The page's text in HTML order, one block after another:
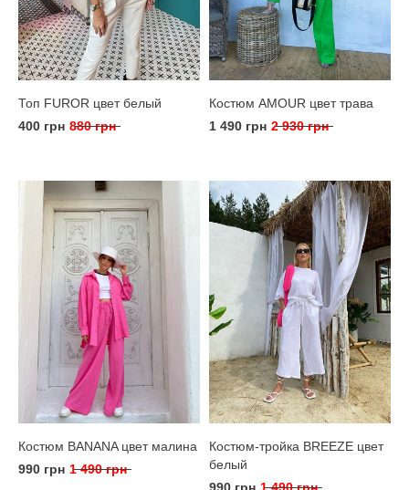
Топ FUROR цвет белый
400 грн 880 грн
Костюм AMOUR цвет трава
1 490 грн 2 930 грн
Костюм BANANA цвет малина
990 грн 1 490 грн
Костюм-тройка BREEZE цвет
белый
990 грн 1 490 грн